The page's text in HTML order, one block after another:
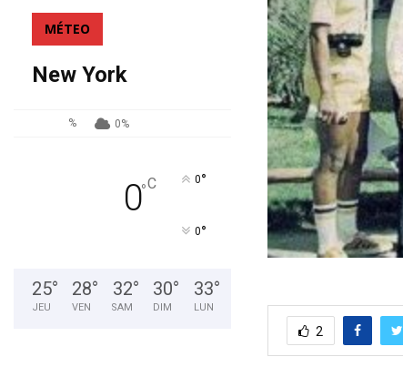
2
MÉTEO
New York
% 0%
0°C 0°
0°
25°
JEU
28°
VEN
32°
SAM
30°
DIM
33°
LUN